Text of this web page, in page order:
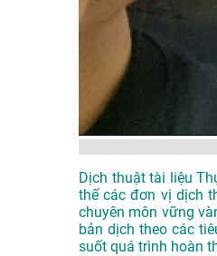
Dịch thuật tài liệu
thế các đơn vị dịch
chuyên môn vững
bản dịch theo các
suốt quá trình hoàn